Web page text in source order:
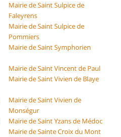
Mairie de Saint Sulpice de
Faleyrens
Mairie de Saint Sulpice de
Pommiers
Mairie de Saint Symphorien
Mairie de Saint Vincent de Paul
Mairie de Saint Vivien de Blaye
Mairie de Saint Vivien de
Monségur
Mairie de Saint Yzans de Médoc
Mairie de Sainte Croix du Mont